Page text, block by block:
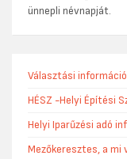
ünnepli névnapját.
Választási
HÉSZ -Helyi Építési
Helyi Iparűzési adó
Mezőkeresztes, a mi